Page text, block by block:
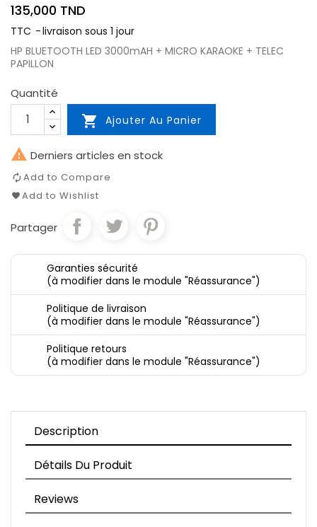
135,000 TND
TTC
livraison sous 1 jour
HP BLUETOOTH LED 3000mAH + MICRO KARAOKE + TELEC
PAPILLON
Quantité
 Ajouter Au Panier
 Derniers articles en stock
Add to Compare
Add to Wishlist
Partager
Garanties sécurité
(à modifier dans le module "Réassurance")
Politique de livraison
(à modifier dans le module "Réassurance")
Politique retours
(à modifier dans le module "Réassurance")
Description
Détails Du Produit
Reviews